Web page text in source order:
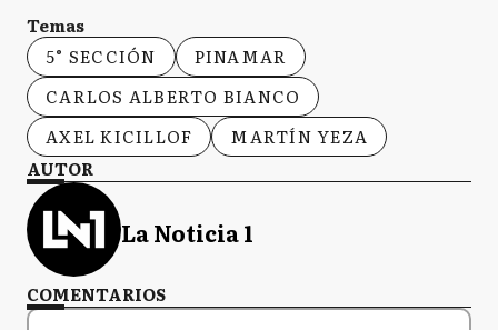
Temas
5° SECCIÓN
PINAMAR
CARLOS ALBERTO BIANCO
AXEL KICILLOF
MARTÍN YEZA
AUTOR
La Noticia 1
COMENTARIOS